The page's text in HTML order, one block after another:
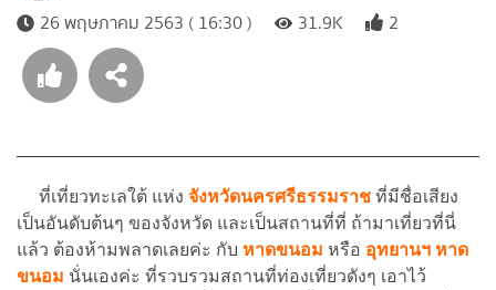
26 พฤษภาคม 2563 ( 16:30 )
31.9K 2
ที่เที่ยวทะเลใต้ แห่ง จังหวัดนครศรีธรรมราช ที่มีชื่อเสียง
เป็นอันดับต้นๆ ของจังหวัด และเป็นสถานที่ที่ ถ้ามาเที่ยวที่นี่
แล้ว ต้องห้ามพลาดเลยค่ะ กับ หาดขนอม หรือ อุทยานฯ หาด
ขนอม นั่นเองค่ะ ที่รวบรวมสถานที่ท่องเที่ยวดังๆ เอาไว้